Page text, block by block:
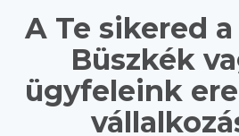
A Te sikered
Büszkék
ügyfeleink